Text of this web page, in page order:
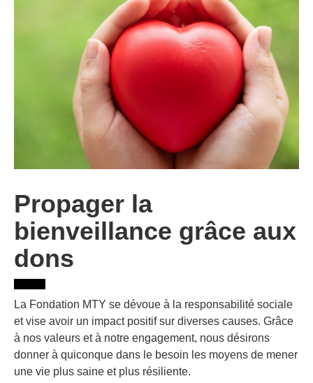
Propager la
bienveillance grâce aux
dons
La Fondation MTY se dévoue à la responsabilité sociale
et vise avoir un impact positif sur diverses causes. Grâce
à nos valeurs et à notre engagement, nous désirons
donner à quiconque dans le besoin les moyens de mener
une vie plus saine et plus résiliente.